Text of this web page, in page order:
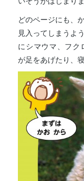
どのページにも、
見入ってしまうよ
にシマウマ、フ
が足をあげたり、